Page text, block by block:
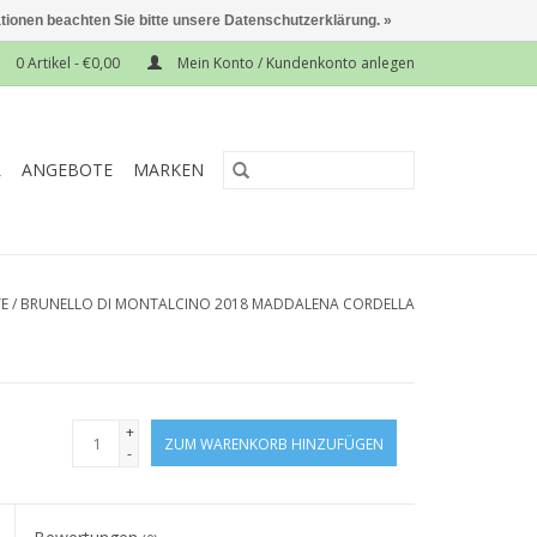
0 Artikel - €0,00 Mein Konto / Kundenkonto anlegen
ANGEBOTE MARKEN
/ BRUNELLO DI MONTALCINO 2018 MADDALENA CORDELLA
+
-
ZUM WARENKORB HINZUFÜGEN
beachten Sie bitte unsere Datenschutzerklärung. »